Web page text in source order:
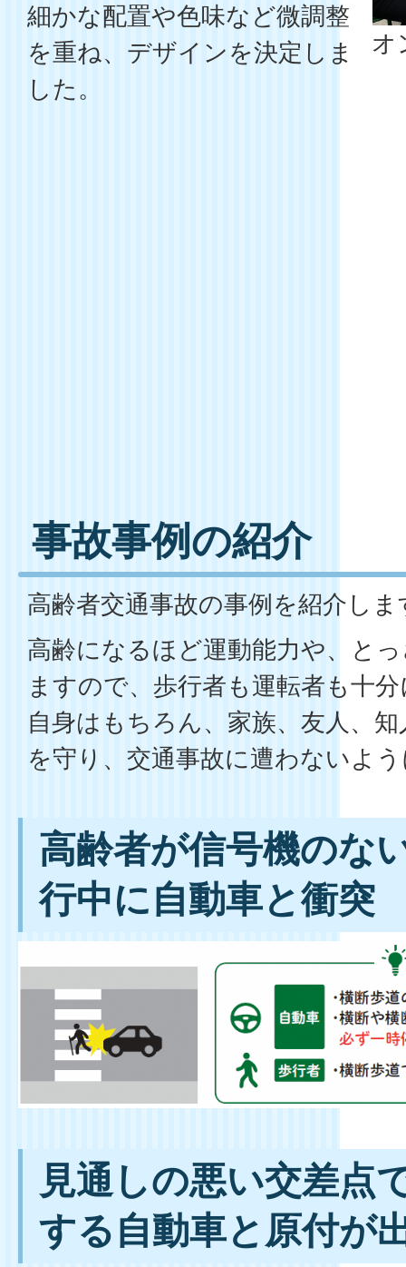
オ
細かな配置や色味など微調整
を重ね、デザインを決定しま
した。
事故事例の紹介
高齢者交通事故の事例を紹介しま
高齢になるほど運動能力や、と
ますので、歩行者も運転者も十
自身はもちろん、家族、友人、
を守り、交通事故に遭わないよ
高齢者が信号機のな
行中に自動車と衝突
見通しの悪い交差点
する自動車と原付が